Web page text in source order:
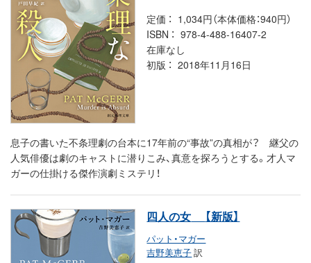
定価
1,034円（本体価格：940円）
ISBN
978-4-488-16407-2
在庫なし
初版
2018年11月16日
息子の書いた不条理劇の台本に17年前の“事故”の真相が？ 継父の
人気俳優は劇のキャストに潜りこみ、真意を探ろうとする。才人マ
ガーの仕掛ける傑作演劇ミステリ！
四人の女 【新版】
パット・マガー
吉野美恵子訳